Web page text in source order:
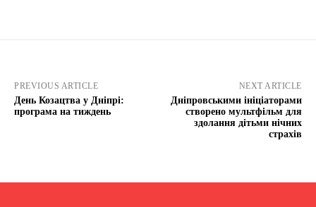
PREVIOUS ARTICLE
День Козацтва у Дніпрі:
програма на тиждень
NEXT ARTICLE
Дніпровськими ініціаторами
створено мультфільм для
здолання дітьми нічних
страхів